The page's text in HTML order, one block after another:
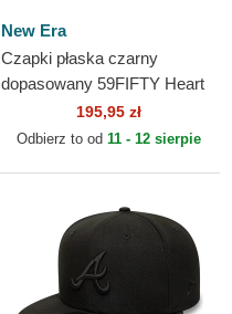
New Era
Czapki płaska czarny
dopasowany 59FIFTY Heart
Icon Atlanta Braves MLB
New Era
195,95 zł
Odbierz to od 11 - 12 sierpie